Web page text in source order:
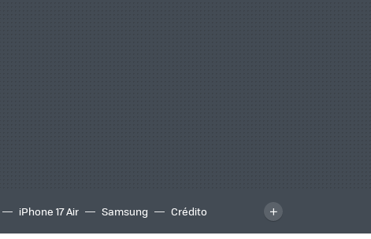
iPhone 17 Air Samsung
Crédito